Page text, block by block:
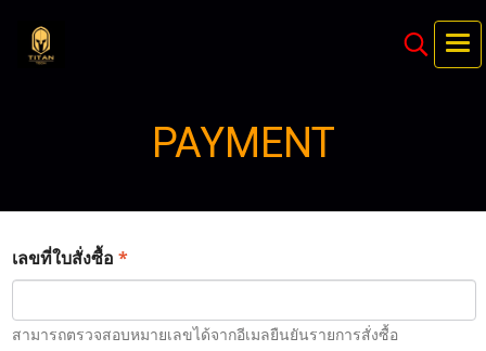
PAYMENT
เลขที่ใบสั่งซื้อ *
สามารถตรวจสอบหมายเลขได้จากอีเมลยืนยันรายการสั่งซื้อ